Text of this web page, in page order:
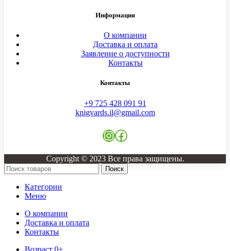
Информация
О компании
Доставка и оплата
Заявление о доступности
Контакты
Контакты
+9 725 428 091 91
knigvards.il@gmail.com
Instagram
Facebook
Copyright © 2023 Все права защищены.
Поиск
Категории
Меню
О компании
Доставка и оплата
Контакты
Возраст 0+